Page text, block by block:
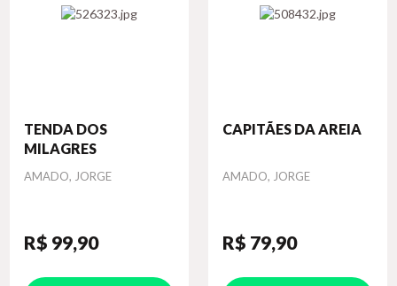
TENDA DOS
MILAGRES
Autor
AMADO, JORGE
R$ 99,90
CAPITÃES DA AREIA
Autor
AMADO, JORGE
R$ 79,90